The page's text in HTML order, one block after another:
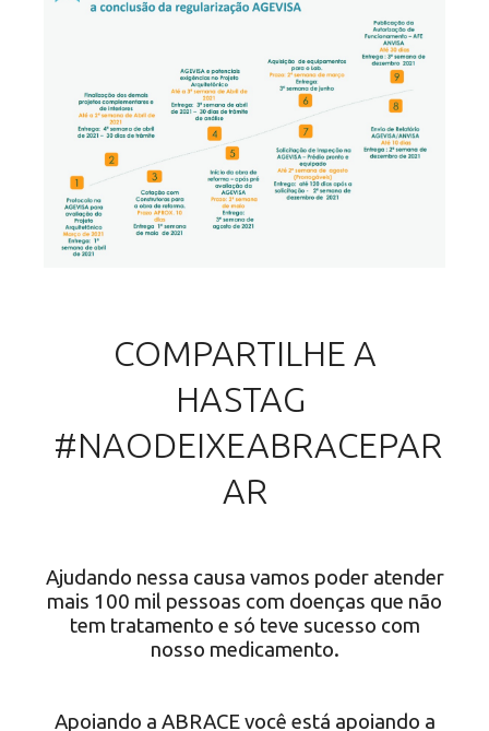
COMPARTILHE A
HASTAG
#NAODEIXEABRACEPAR
AR
Ajudando nessa causa vamos poder atender
mais 100 mil pessoas com doenças que não
tem tratamento e só teve sucesso com
nosso medicamento.
Apoiando a ABRACE você está apoiando a